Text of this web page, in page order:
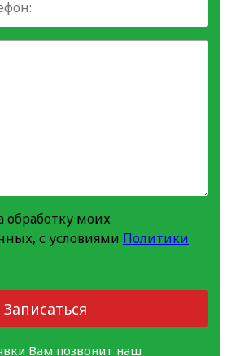
обработку моих
с условиями Политики
Записаться
Вам позвонит наш